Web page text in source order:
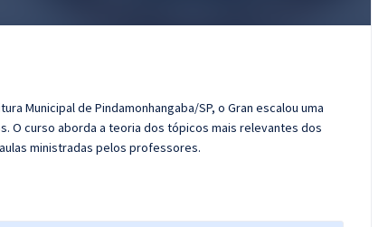
Municipal de Pindamonhangaba/SP, o Gran escalou uma
O curso aborda a teoria dos tópicos mais relevantes dos
ministradas pelos professores.